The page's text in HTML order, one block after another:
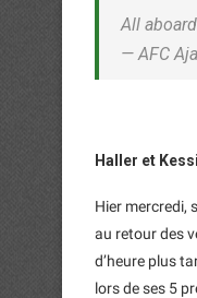
All
— AFC
Haller et
Hier mercredi,
au retour des
d’heure plus
lors de ses 5